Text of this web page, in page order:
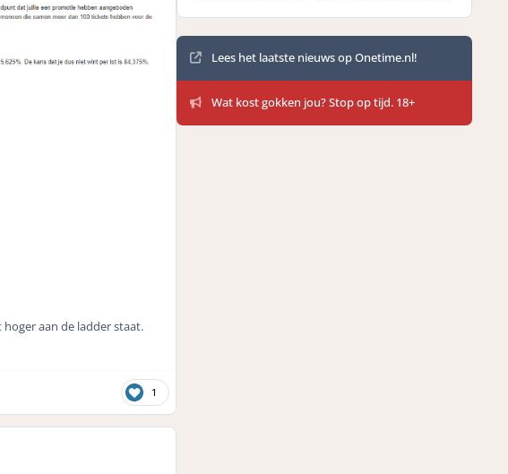
aan de ladder staat.
1
Mededelingen
Lees het laatste nieuws op Onetime.nl!
Wat kost gokken jou? Stop op tijd. 18+